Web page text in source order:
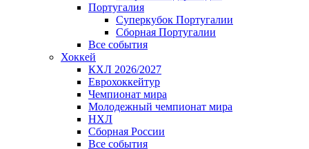
Португалия
Суперкубок Португалии
Сборная Португалии
Все события
Хоккей
КХЛ 2026/2027
Еврохоккейтур
Чемпионат мира
Молодежный чемпионат мира
НХЛ
Сборная России
Все события